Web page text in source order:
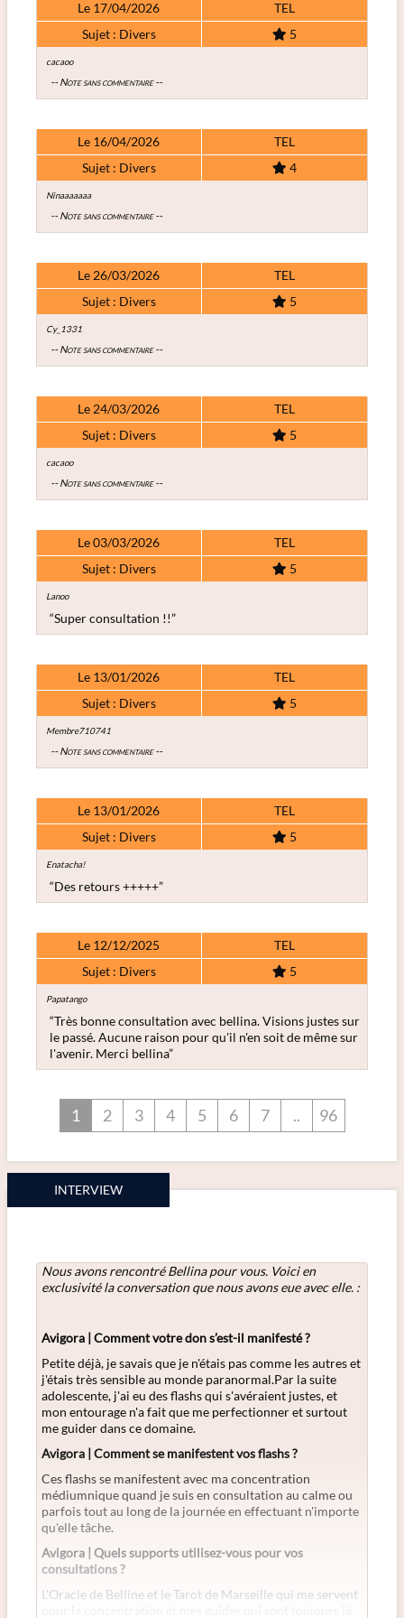
Le 17/04/2026
TEL
Sujet : Divers
5
cacaoo
-- Note sans commentaire --
Le 16/04/2026
TEL
Sujet : Divers
4
Ninaaaaaaa
-- Note sans commentaire --
Le 26/03/2026
TEL
Sujet : Divers
5
Cy_1331
-- Note sans commentaire --
Le 24/03/2026
TEL
Sujet : Divers
5
cacaoo
-- Note sans commentaire --
Le 03/03/2026
TEL
Sujet : Divers
5
Lanoo
“Super consultation !!”
Le 13/01/2026
TEL
Sujet : Divers
5
Membre710741
-- Note sans commentaire --
Le 13/01/2026
TEL
Sujet : Divers
5
Enatacha!
“Des retours +++++”
Le 12/12/2025
TEL
Sujet : Divers
5
Papatango
“Très bonne consultation avec bellina. Visions justes sur
le passé. Aucune raison pour qu'il n'en soit de même sur
l'avenir. Merci bellina”
1 2 3 4 5 6 7 .. 96
INTERVIEW
Nous avons rencontré Bellinapour vous. Voici en
exclusivité la conversation que nous avons eue avec elle. :
Avigora | Commentvotre don s’est-il manifesté ?
Petite déjà, je savais que je n'étais pas comme les autres et
j'étais très sensible au monde paranormal.Par la suite
adolescente, j'ai eu des flashs qui s'avéraient justes, et
mon entourage n'a fait que me perfectionner et surtout
me guider dans ce domaine.
Avigora | Comment se manifestent vos flashs ?
Ces flashs se manifestent avec ma concentration
médiumnique quand je suis en consultation au calme ou
parfois tout au long de la journée en effectuant n'importe
qu'elle tâche.
Avigora | Quelssupports utilisez-vous pour vos
consultations ?
L'Oracle de Belline et le Tarot de Marseille qui me servent